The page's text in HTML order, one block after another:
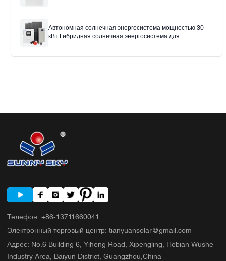
Автономная солнечная энергосистема мощностью 30
кВт Гибридная солнечная энергосистема для
Телефон: +86-13711660041
Электронный торговый центр: tianyuansolar@gmail.com
Адрес: No.6 Building 6, Yiheng Road, Xipengling, Hebian Wushe
Industry Area, Baiyun District, Guangzhou,China